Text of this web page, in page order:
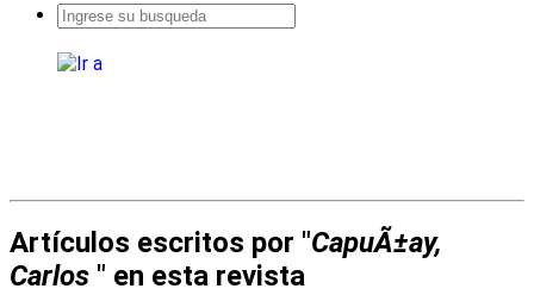
Artículos escritos por "CapuÃ±ay,
Carlos " en esta revista